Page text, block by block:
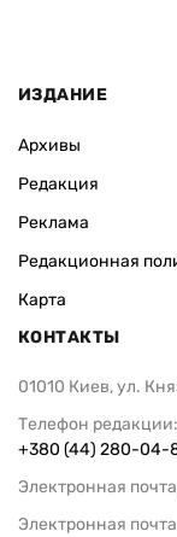
ИЗДАНИЕ
Архивы
Редакция
Реклама
Редакционная
Карта
КОНТАКТЫ
01010 Киев, ул.
Телефон редакции:
+380 (44) 280-04-
Электронная
Электронная